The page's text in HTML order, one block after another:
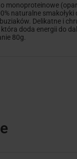
monoproteinowe
naturalne smakołyki
Delikatne i
doda energii do
80g.